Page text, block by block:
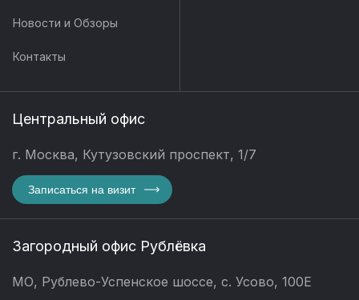
Новости и Обзоры
Контакты
Центральный офис
г. Москва, Кутузовский проспект, 1/7
Записаться на визит
Загородный офис Рублёвка
МО, Рублево-Успенское шоссе, с. Усово, 100Е